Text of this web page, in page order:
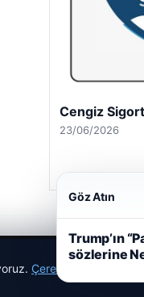
Cengiz
23/06/2026
Çerez Politikamız
Göz Atın
Trump’ın
sözlerine